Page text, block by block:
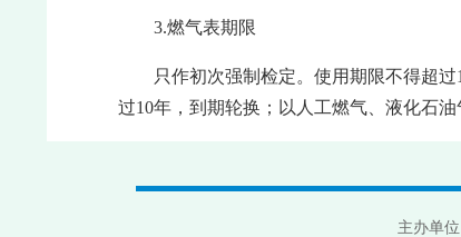
3.燃气表期限
只作初次强制检定。使用期限不得超
过10年，到期轮换；以人工燃气、液化石
主办单